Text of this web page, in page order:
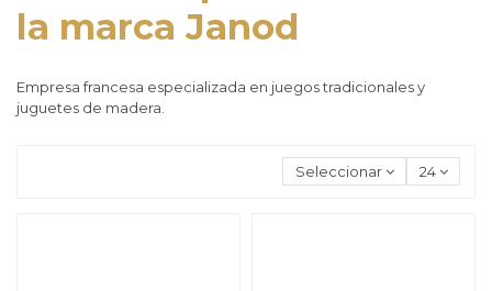
la marca Janod
Empresa francesa especializada en juegos tradicionales y
juguetes de madera.
Seleccionar 24